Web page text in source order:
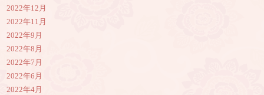
2022年12月
2022年11月
2022年9月
2022年8月
2022年7月
2022年6月
2022年4月